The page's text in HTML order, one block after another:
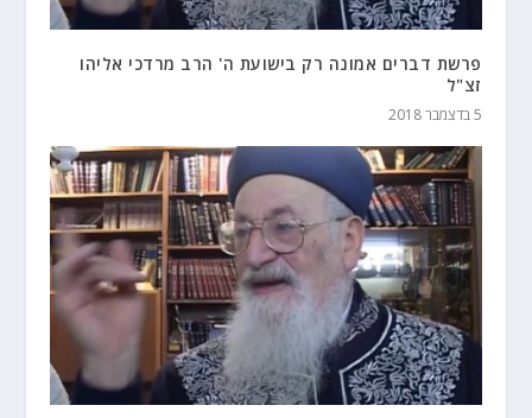
פרשת דברים אמונה רק בישועת ה' הרב מרדכי אליהו
זצ"ל
5 בדצמבר 2018